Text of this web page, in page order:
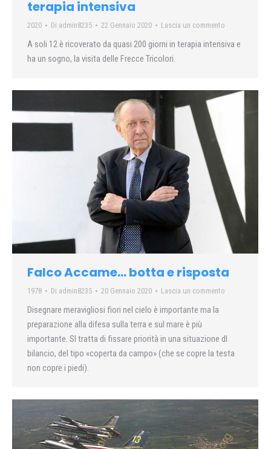
terapia intensiva
2020 Di admin8235 22 Gennaio 2020 Lascia un commento
A soli 12 è ricoverato da quasi 200 giorni in terapia intensiva e
ha un sogno, la visita delle Frecce Tricolori.
Falco Accame… botta e risposta
1978 Di admin8235 20 Gennaio 2020 Lascia un commento
Disegnare meravigliosi fiori nel cielo è importante ma la
preparazione alla difesa sulla terra e sul mare è più
importante. SI tratta di fissare priorità in una situazione dl
bilancio, del tipo «coperta da campo» (che se copre la testa
non copre i piedi).